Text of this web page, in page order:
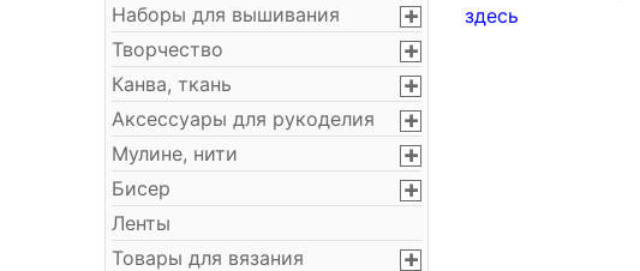
Наборы для вышивания
Творчество
Канва, ткань
Аксессуары для рукоделия
Мулине, нити
Бисер
Ленты
Товары для вязания
здесь